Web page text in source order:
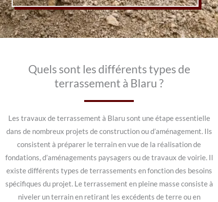
Quels sont les différents types de
terrassement à Blaru ?
Les travaux de terrassement à Blaru sont une étape essentielle
dans de nombreux projets de construction ou d’aménagement. Ils
consistent à préparer le terrain en vue de la réalisation de
fondations, d’aménagements paysagers ou de travaux de voirie. Il
existe différents types de terrassements en fonction des besoins
spécifiques du projet. Le terrassement en pleine masse consiste à
niveler un terrain en retirant les excédents de terre ou en